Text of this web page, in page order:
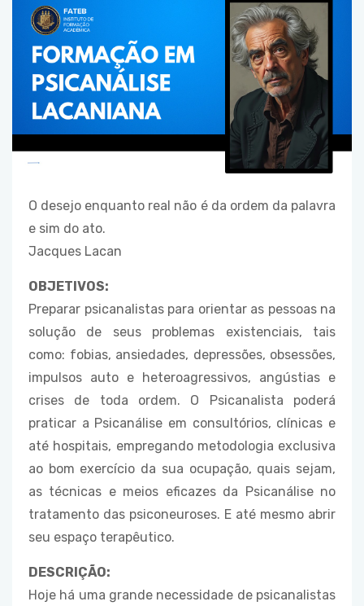
O desejo enquanto real não é da ordem da palavra
e sim do ato.
Jacques Lacan
OBJETIVOS:
Preparar psicanalistas para orientar as pessoas na
solução de seus problemas existenciais, tais
como: fobias, ansiedades, depressões, obsessões,
impulsos auto e heteroagressivos, angústias e
crises de toda ordem. O Psicanalista poderá
praticar a Psicanálise em consultórios, clínicas e
até hospitais, empregando metodologia exclusiva
ao bom exercício da sua ocupação, quais sejam,
as técnicas e meios eficazes da Psicanálise no
tratamento das psiconeuroses. E até mesmo abrir
seu espaço terapêutico.
DESCRIÇÃO:
Hoje há uma grande necessidade de psicanalistas